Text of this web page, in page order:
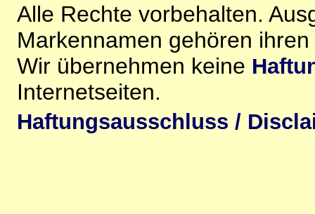
Alle Rechte vorbehalten.
Markennamen gehören
Wir übernehmen keine
Internetseiten.
Haftungsausschluss /